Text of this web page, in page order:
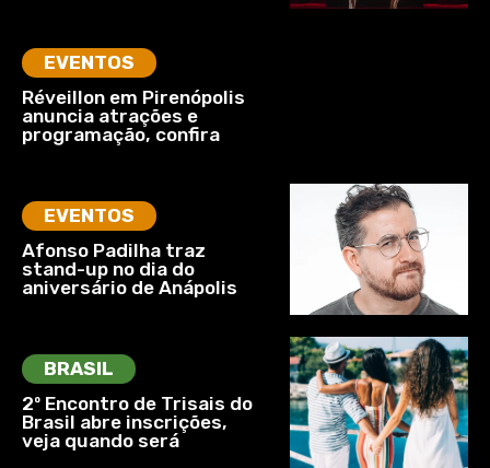
EVENTOS
Réveillon em Pirenópolis
anuncia atrações e
programação, confira
EVENTOS
Afonso Padilha traz
stand-up no dia do
aniversário de Anápolis
BRASIL
2º Encontro de Trisais do
Brasil abre inscrições,
veja quando será